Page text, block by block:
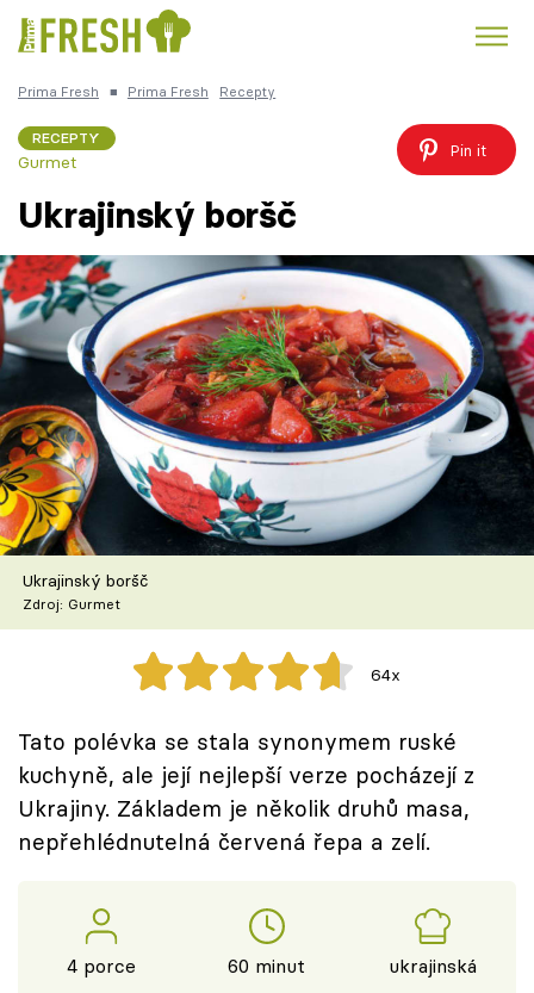
Česká kuchyně
Témata
Recepty
Články
TV Program
Škola vaření
Recepty z TV
Speciál: Cuketa
Těhotnej kuchař
Sledujte prima+
Sledujte nás
Prima Fresh ■ Prima Fresh Recepty
RECEPTY
Gurmet
Pin it
Ukrajinský boršč
Ukrajinský boršč
Zdroj: Gurmet
64x
Tato polévka se stala synonymem ruské
kuchyně, ale její nejlepší verze pocházejí z
Ukrajiny. Základem je několik druhů masa,
nepřehlédnutelná červená řepa a zelí.
4 porce 60 minut ukrajinská